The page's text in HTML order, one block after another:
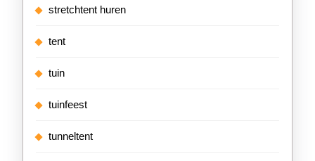
stretchtent huren
tent
tuin
tuinfeest
tunneltent